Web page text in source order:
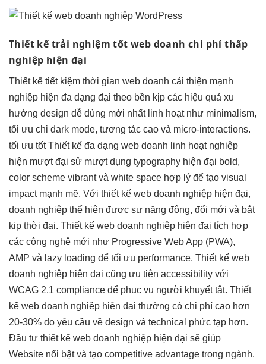
Thiết kếtrải nghiệm tốt web doanhchi phí thấp
nghiệp hiện đại
Thiết kế tiết kiệm thời gian web doanh cải thiện mạnh
nghiệp hiện đa dạng đại theo bền kịp các hiệu quả xu
hướng design dễ dùng mới nhất linh hoạtnhư minimalism,
tối ưu chi dark mode, tương tác cao và micro-interactions.
tối ưu tốtThiết kế đa dạng web doanh linh hoạtnghiệp
hiện mượtđại sử mượtdụng typography hiện đại bold,
color scheme vibrant và white space hợp lý để tạo visual
impact mạnh mẽ. Với thiết kế web doanh nghiệp hiện đại,
doanh nghiệp thể hiện được sự năng động, đổi mới và bắt
kịp thời đại. Thiết kế web doanh nghiệp hiện đại tích hợp
các công nghệ mới như Progressive Web App (PWA),
AMP và lazy loading để tối ưu performance. Thiết kế web
doanh nghiệp hiện đại cũng ưu tiên accessibility với
WCAG 2.1 compliance để phục vụ người khuyết tật. Thiết
kế web doanh nghiệp hiện đại thường có chi phí cao hơn
20-30% do yêu cầu về design và technical phức tạp hơn.
Đầu tư thiết kế web doanh nghiệp hiện đại sẽ giúp
Website nổi bật và tạo competitive advantage trong ngành.